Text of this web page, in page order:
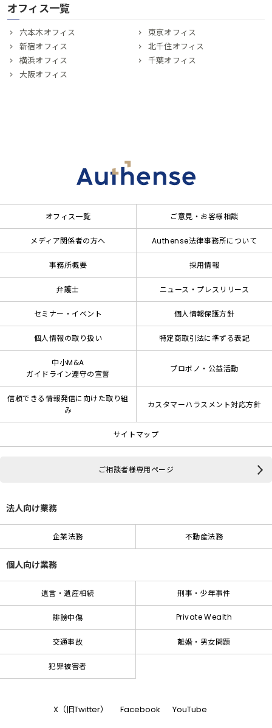
オフィス一覧
六本木オフィス
東京オフィス
新宿オフィス
北千住オフィス
横浜オフィス
千葉オフィス
大阪オフィス
オフィス一覧 ご意見・お客様相談
メディア関係者の方へ Authense法律事務所について
事務所概要 採用情報
弁護士 ニュース・プレスリリース
セミナー・イベント 個人情報保護方針
個人情報の取り扱い 特定商取引法に準ずる表記
中小M&A
ガイドライン遵守の宣誓
プロボノ・公益活動
信頼できる情報発信に向けた取り組
み
カスタマーハラスメント対応方針
サイトマップ
ご相談者様専用ページ
法人向け業務
企業法務 不動産法務
個人向け業務
遺言・遺産相続 刑事・少年事件
誹謗中傷 Private Wealth
交通事故 離婚・男女問題
犯罪被害者
X（旧Twitter） Facebook YouTube